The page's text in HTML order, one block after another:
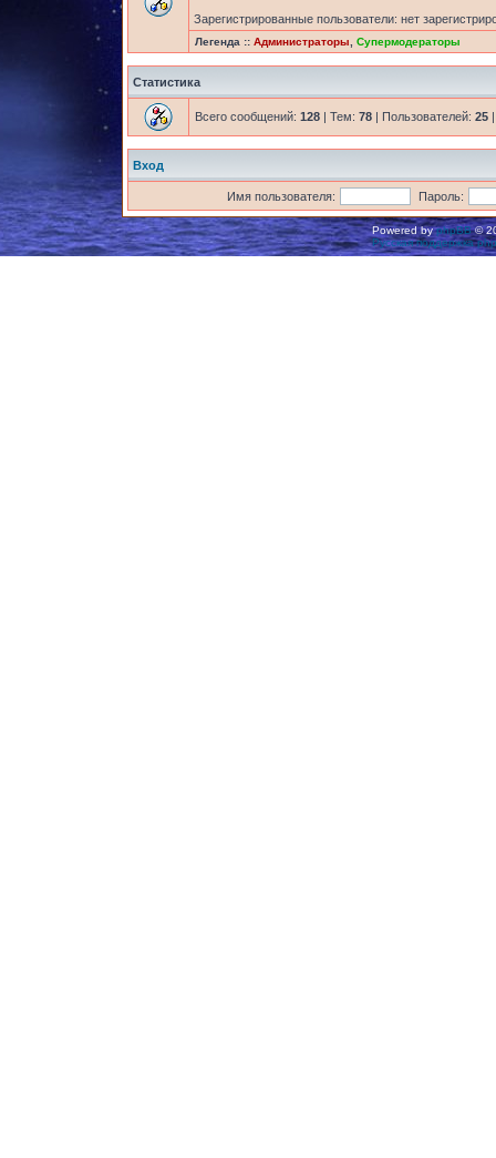
Зарегистрированные пользователи: нет
Легенда :: Администраторы Супермодераторы
Статистика
Всего сообщений: 128 | Тем: 78 | Пользователей: 25
Вход
Имя пользователя: Пароль:
Powered byphpBB©
Русская поддержка